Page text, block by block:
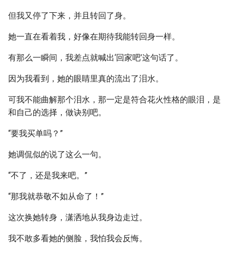
但我又停了下来，并且转回了身。
她一直在看着我，好像在期待我能转回身一样。
有那么一瞬间，我差点就喊出‘回家吧’这句话了。
因为我看到，她的眼睛里真的流出了泪水。
可我不能曲解那个泪水，那一定是符合花火性格的眼泪，是
和自己的选择，做诀别吧。
“要我买单吗？”
她调侃似的说了这么一句。
“不了，还是我来吧。”
“那我就恭敬不如从命了！”
这次换她转身，潇洒地从我身边走过。
我不敢多看她的侧脸，我怕我会反悔。